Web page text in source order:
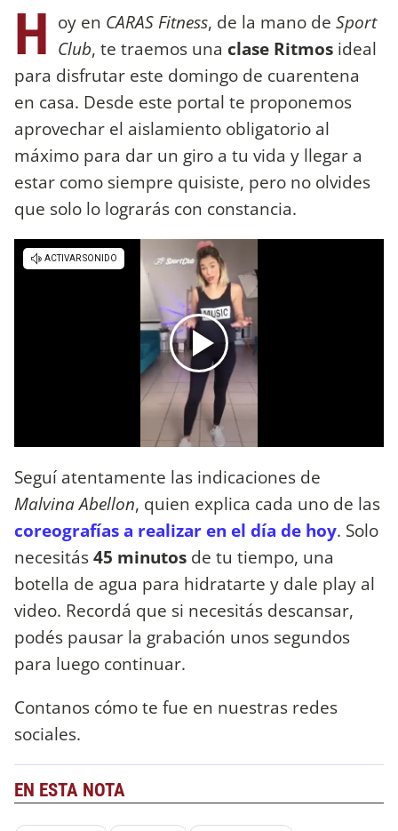
H oy en CARAS Fitness, de la mano de Sport
Club, te traemos una clase Ritmos ideal
para disfrutar este domingo de cuarentena
en casa. Desde este portal te proponemos
aprovechar el aislamiento obligatorio al
máximo para dar un giro a tu vida y llegar a
estar como siempre quisiste, pero no olvides
que solo lo lograrás con constancia.
Seguí atentamente las indicaciones de
Malvina Abellon, quien explica cada uno de las
coreografías a realizar en el día de hoy. Solo
necesitás45 minutos de tu tiempo, una
botella de agua para hidratarte y dale play al
video. Recordá que si necesitás descansar,
podés pausar la grabación unos segundos
para luego continuar.
Contanos cómo te fue en nuestras redes
sociales.
EN ESTA NOTA